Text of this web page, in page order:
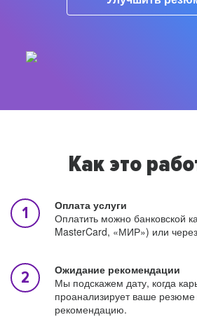
Как это
Оплата услуги
Оплатить можно банковской
MasterCard, «МИР») или
Ожидание рекомендации
Мы подскажем дату, когда
проанализирует ваше резюме
рекомендацию.